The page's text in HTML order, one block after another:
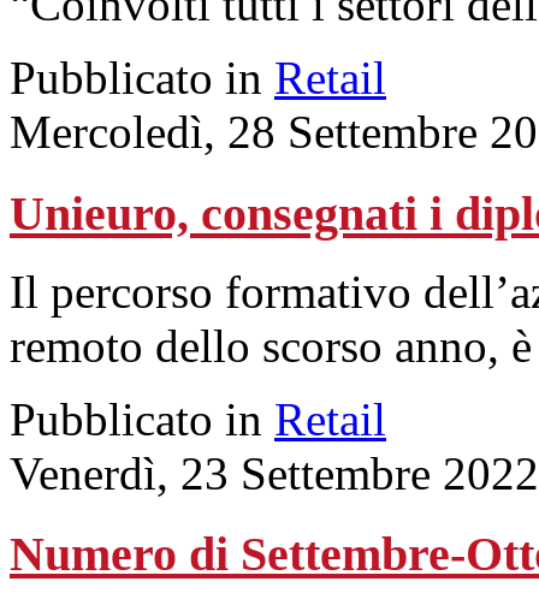
Pubblicato in Retail
Mercoledì, 28 Settembre
Unieuro, consegnati i
Il percorso formativo
remoto dello scorso anno,
Pubblicato in Retail
Venerdì, 23 Settembre
Numero di Settembre-